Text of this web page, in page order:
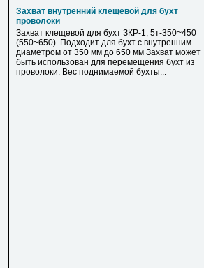
Захват внутренний клещевой для бухт
проволоки
Захват клещевой для бухт ЗКР-1, 5т-350~450
(550~650). Подходит для бухт с внутренним
диаметром от 350 мм до 650 мм Захват может
быть использован для перемещения бухт из
проволоки. Вес поднимаемой бухты...